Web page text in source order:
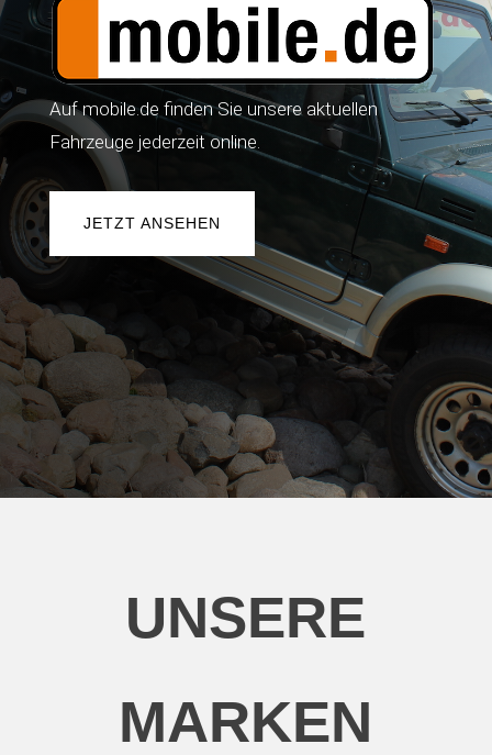
Auf mobile.de finden Sie unsere aktuellen
Fahrzeuge jederzeit online.
JETZT ANSEHEN
UNSERE
MARKEN